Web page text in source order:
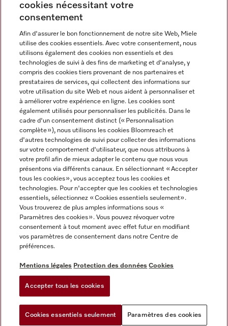
Newsletter
Langue
FRANÇAIS
Mentions légales
CGV
Protection des données
Paramètres des cookies
Miele sur Youtube
cookies nécessitant votre
consentement
Afin d'assurer le bon fonctionnement de notre site Web, Miele
utilise des cookies essentiels. Avec votre consentement, nous
utilisons également des cookies non essentiels et des
technologies de suivi à des fins de marketing et d'analyse, y
compris des cookies tiers provenant de nos partenaires et
prestataires de services, qui collectent des informations sur
votre utilisation du site Web et nous aident à personnaliser et
à améliorer votre expérience en ligne. Les cookies sont
également utilisés pour personnaliser les publicités. Dans le
cadre d'un consentement distinct (« Personnalisation
complète »), nous utilisons les cookies Bloomreach et
d'autres technologies de suivi pour collecter des informations
sur votre comportement d'utilisateur, que nous attribuons à
votre profil afin de mieux adapter le contenu que nous vous
présentons via différents canaux. En sélectionnant « Accepter
tous les cookies », vous acceptez tous les cookies et
technologies. Pour n'accepter que les cookies et technologies
essentiels, sélectionnez « Cookies essentiels seulement».
Vous trouverez de plus amples informations sous «
Paramètres des cookies ». Vous pouvez révoquer votre
consentement à tout moment avec effet futur en modifiant
vos paramètres de consentement dans notre Centre de
préférences.
Mentions légales Protection des données Cookies
Accepter tous les cookies
Cookies essentiels seulement Paramètres des cookies